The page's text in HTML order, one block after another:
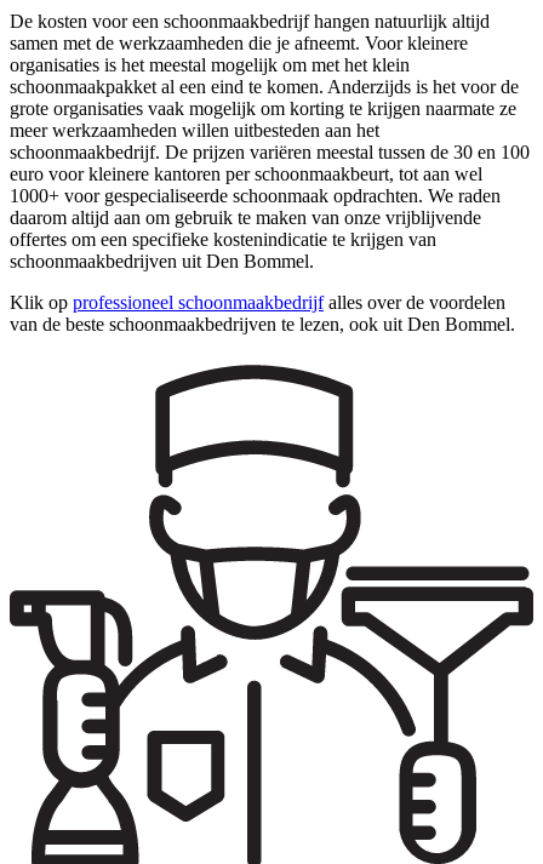
De kosten voor een schoonmaakbedrijf hangen natuurlijk altijd
samen met de werkzaamheden die je afneemt. Voor kleinere
organisaties is het meestal mogelijk om met het klein
schoonmaakpakket al een eind te komen. Anderzijds is het voor de
grote organisaties vaak mogelijk om korting te krijgen naarmate ze
meer werkzaamheden willen uitbesteden aan het
schoonmaakbedrijf. De prijzen variëren meestal tussen de 30 en 100
euro voor kleinere kantoren per schoonmaakbeurt, tot aan wel
1000+ voor gespecialiseerde schoonmaak opdrachten. We raden
daarom altijd aan om gebruik te maken van onze vrijblijvende
offertes om een specifieke kostenindicatie te krijgen van
schoonmaakbedrijven uit Den Bommel.
Klik op professioneel schoonmaakbedrijfalles over de voordelen
van de beste schoonmaakbedrijven te lezen, ook uit Den Bommel.